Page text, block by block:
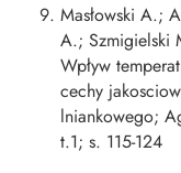
Masłowski A.;
A.; Szmigielski
Wpływ
cechy
lniankowego;
t.1; s. 115-124